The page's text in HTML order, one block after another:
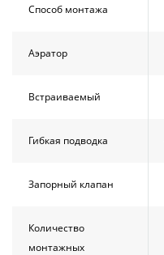
Способ монтажа
Аэратор
Встраиваемый
Гибкая подводка
Запорный клапан
Количество
монтажных